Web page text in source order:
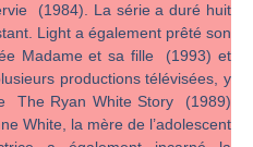
(1984). La série a duré huit
Light a également prêté son
Madame et sa fille (1993) et
productions télévisées, y
The Ryan White Story (1989)
White, la mère de l’adolescent